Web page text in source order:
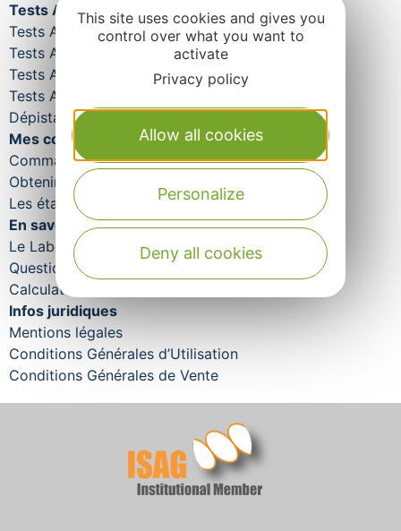
Tests ADN cheval chien chat
Tests ADN pour cheval
Tests ADN pour chien
Tests ADN pour chat
Tests ADN pour bovin et ovin
Dépistages maladies équines
Mes commandes
Commande rapide
Obtenir mes résultats
Les étapes de traitement de votre commande
En savoir plus
Le Laboratoire Aveyron Labo
Questions fréquentes
Calculateurs
Infos juridiques
Mentions légales
Conditions Générales d’Utilisation
Conditions Générales de Vente
This site uses cookies and gives you
control over what you want to
activate
Privacy policy
Allow all cookies
Personalize
Deny all cookies